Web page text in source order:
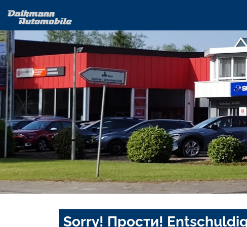
Sorry! Прости!